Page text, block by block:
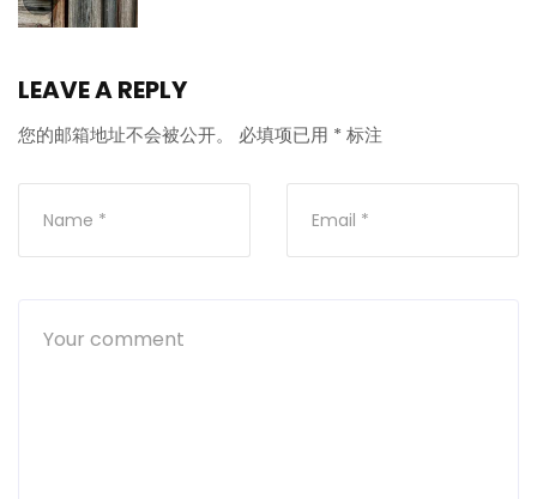
LEAVE A REPLY
您的邮箱地址不会被公开。 必填项已用 * 标注